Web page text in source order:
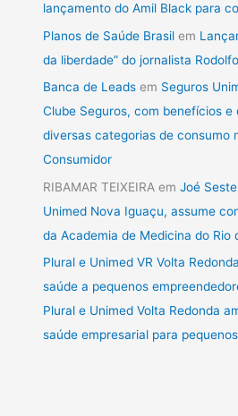
lançamento do Amil Black para
Planos de Saúde Brasil em
da liberdade” do jornalista
Banca de Leads em Seguros
Clube Seguros, com benefícios e
diversas categorias de consumo
Consumidor
RIBAMAR TEIXEIRA emJoé
Unimed Nova Iguaçu, assume
da Academia de Medicina do Rio
Plural e Unimed VR Volta
saúde a pequenos
Plural e Unimed Volta Redonda
saúde empresarial para